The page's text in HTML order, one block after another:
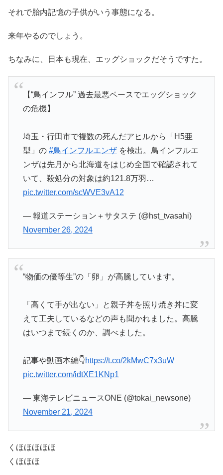
それで胎内記憶の子供がいう事態になる。
来年やるのでしょう。
ちなみに、日本も現在、エッグショックだそうですた。
【“鳥インフル” 過去最悪ペースでエッグショック
の危機】
埼玉・行田市で複数の死んだアヒルから「H5亜
型」の #鳥インフルエンザを検出。鳥インフルエ
ンザは先月から北海道をはじめ全国で確認されて
いて、殺処分の対象は約121.8万羽…
pic.twitter.com/scWVE3vA12
— 報道ステーション＋サタステ (@hst_tvasahi)
November 26, 2024
“物価の優等生”の「卵」が高騰しています。
「高くて手が出ない」と親子丼を照り焼き丼に変
えて工夫しているなどの声も聞かれました。高騰
はいつまで続くのか、調べました。
記事や動画本編👇https://t.co/2kMwC7x3uW
pic.twitter.com/idtXE1KNp1
— 東海テレビニュースONE (@tokai_newsone)
November 21, 2024
くほほほほほ
くほほほ